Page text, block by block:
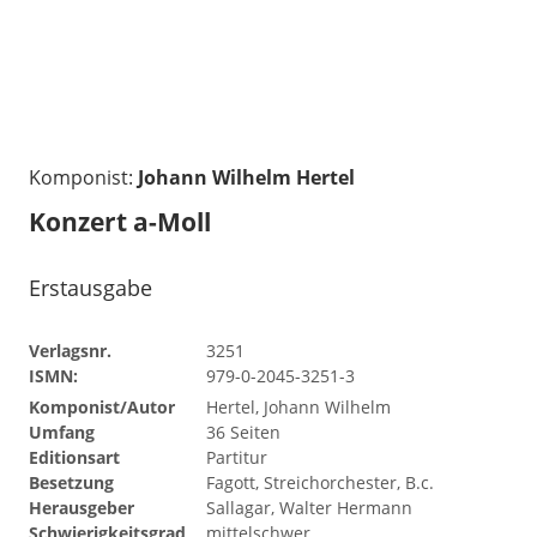
Komponist: Johann Wilhelm Hertel
Konzert a-Moll
Erstausgabe
Verlagsnr.
3251
ISMN:
979-0-2045-3251-3
Komponist/Autor
Hertel, Johann Wilhelm
Umfang
36 Seiten
Editionsart
Partitur
Besetzung
Fagott, Streichorchester, B.c.
Herausgeber
Sallagar, Walter Hermann
Schwierigkeitsgrad
mittelschwer